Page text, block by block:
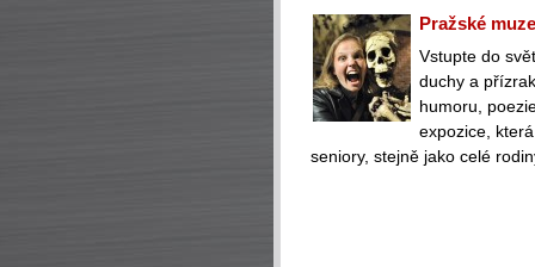
Pražské
Vstupte do
duchy a
humoru,
expozice,
seniory, stejně jako celé